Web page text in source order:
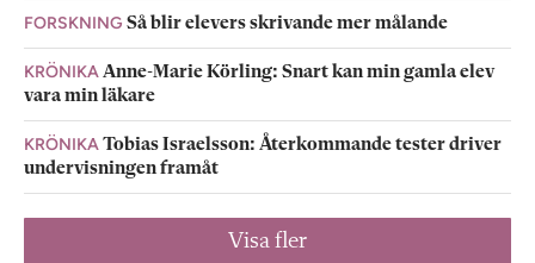
FORSKNING Så blir elevers skrivande mer målande
KRÖNIKAAnne-Marie Körling: Snart kan min gamla elev
vara min läkare
KRÖNIKATobias Israelsson: Återkommande tester driver
undervisningen framåt
Visa fler